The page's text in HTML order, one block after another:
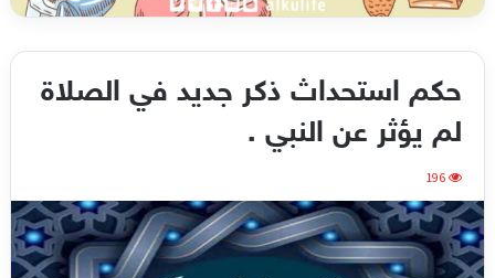
حكم استحداث ذكر جديد في الصلاة
لم يؤثر عن النبي .
196